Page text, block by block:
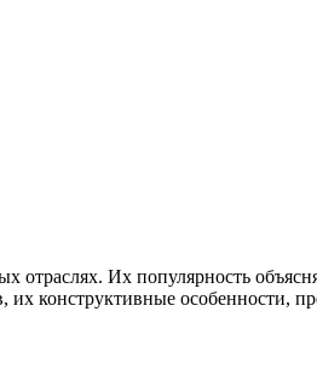
отраслях. Их популярность
конструктивные особенности,